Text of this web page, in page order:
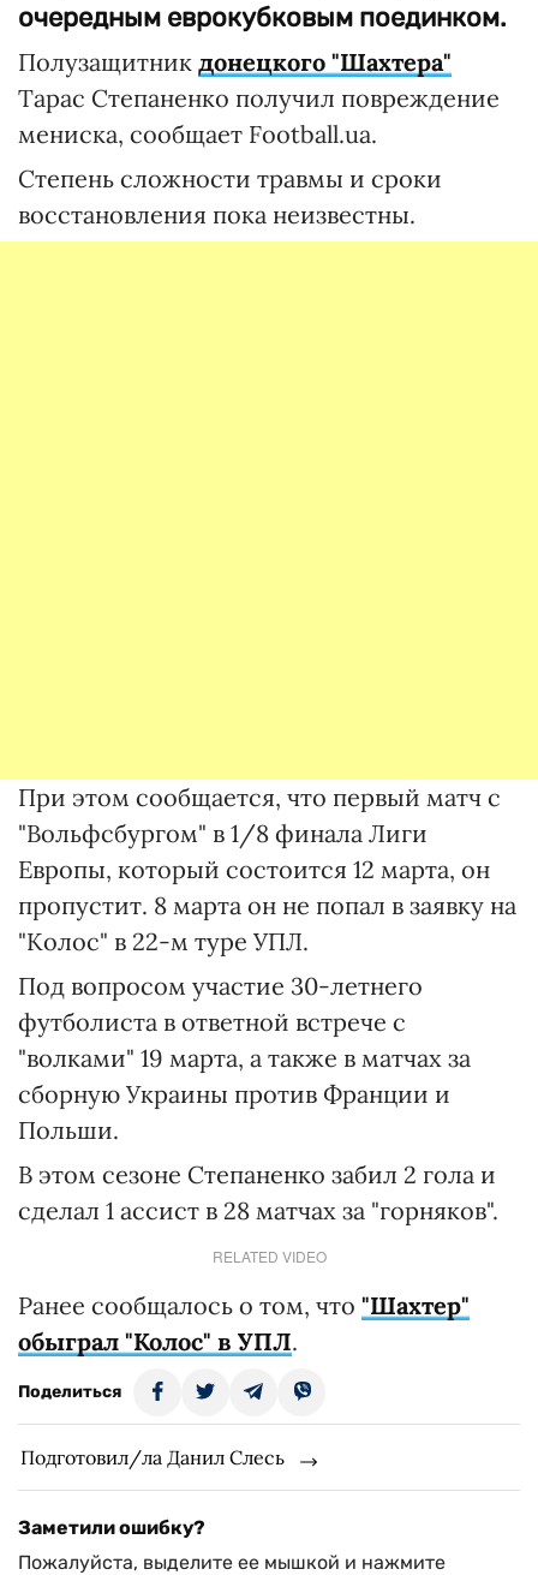
очередным еврокубковым поединком.
Полузащитник донецкого "Шахтера"
Тарас Степаненко получил повреждение
мениска, сообщает Football.ua.
Степень сложности травмы и сроки
восстановления пока неизвестны.
При этом сообщается, что первый матч с
"Вольфсбургом" в 1/8 финала Лиги
Европы, который состоится 12 марта, он
пропустит. 8 марта он не попал в заявку на
"Колос" в 22-м туре УПЛ.
Под вопросом участие 30-летнего
футболиста в ответной встрече с
"волками" 19 марта, а также в матчах за
сборную Украины против Франции и
Польши.
В этом сезоне Степаненко забил 2 гола и
сделал 1 ассист в 28 матчах за "горняков".
RELATED VIDEO
Ранее сообщалось о том, что "Шахтер"
обыграл "Колос" в УПЛ.
Поделиться
Подготовил/ла Данил Слесь
Заметили ошибку?
Пожалуйста, выделите ее мышкой и нажмите